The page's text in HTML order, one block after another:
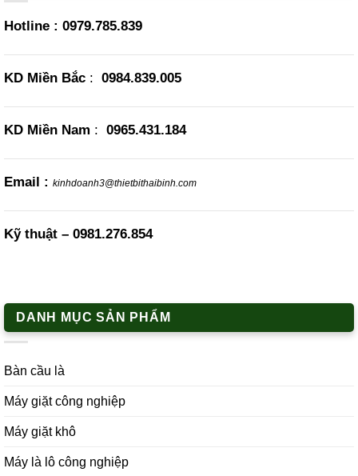
Hotline : 0979.785.839
KD Miền Bắc : 0984.839.005
KD Miền Nam : 0965.431.184
Email : kinhdoanh3@thietbithaibinh.com
Kỹ thuật – 0981.276.854
DANH MỤC SẢN PHẨM
Bàn cầu là
Máy giặt công nghiệp
Máy giặt khô
Máy là lô công nghiệp